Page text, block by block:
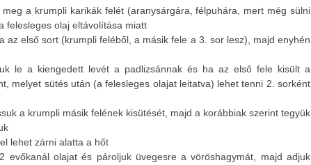
a krumpli karikák felét (aranysárgára, félpuhára, mert még sülni
felesleges olaj eltávolítása miatt
az első sort (krumpli feléből, a másik fele a 3. sor lesz), majd enyhén
le a kiengedett levét a padlizsánnak és ha az első fele kisült a
melyet sütés után (a felesleges olajat leitatva) lehet tenni 2. sorként
a krumpli másik felének kisütését, majd a korábbiak szerint tegyük
lehet zárni alatta a hőt
evőkanál olajat és pároljuk üvegesre a vöröshagymát, majd adjuk